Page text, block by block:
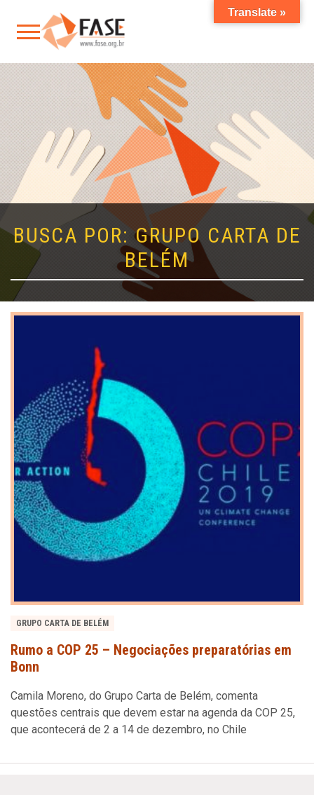
BUSCA POR: GRUPO CARTA DE
BELÉM
GRUPO CARTA DE BELÉM
Rumo a COP 25 – Negociações preparatórias em
Bonn
Camila Moreno, do Grupo Carta de Belém, comenta
questões centrais que devem estar na agenda da COP 25,
que acontecerá de 2 a 14 de dezembro, no Chile
Translate »